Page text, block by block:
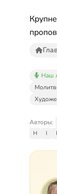
Наш
Авторы:
H
I